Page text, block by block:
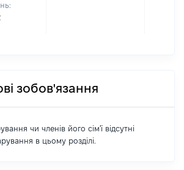
зобов'язання
чи членів його сім'ї відсутні
в цьому розділі.